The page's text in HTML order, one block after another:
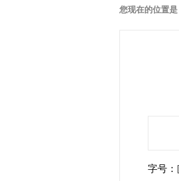
您现在的位置是
字号：